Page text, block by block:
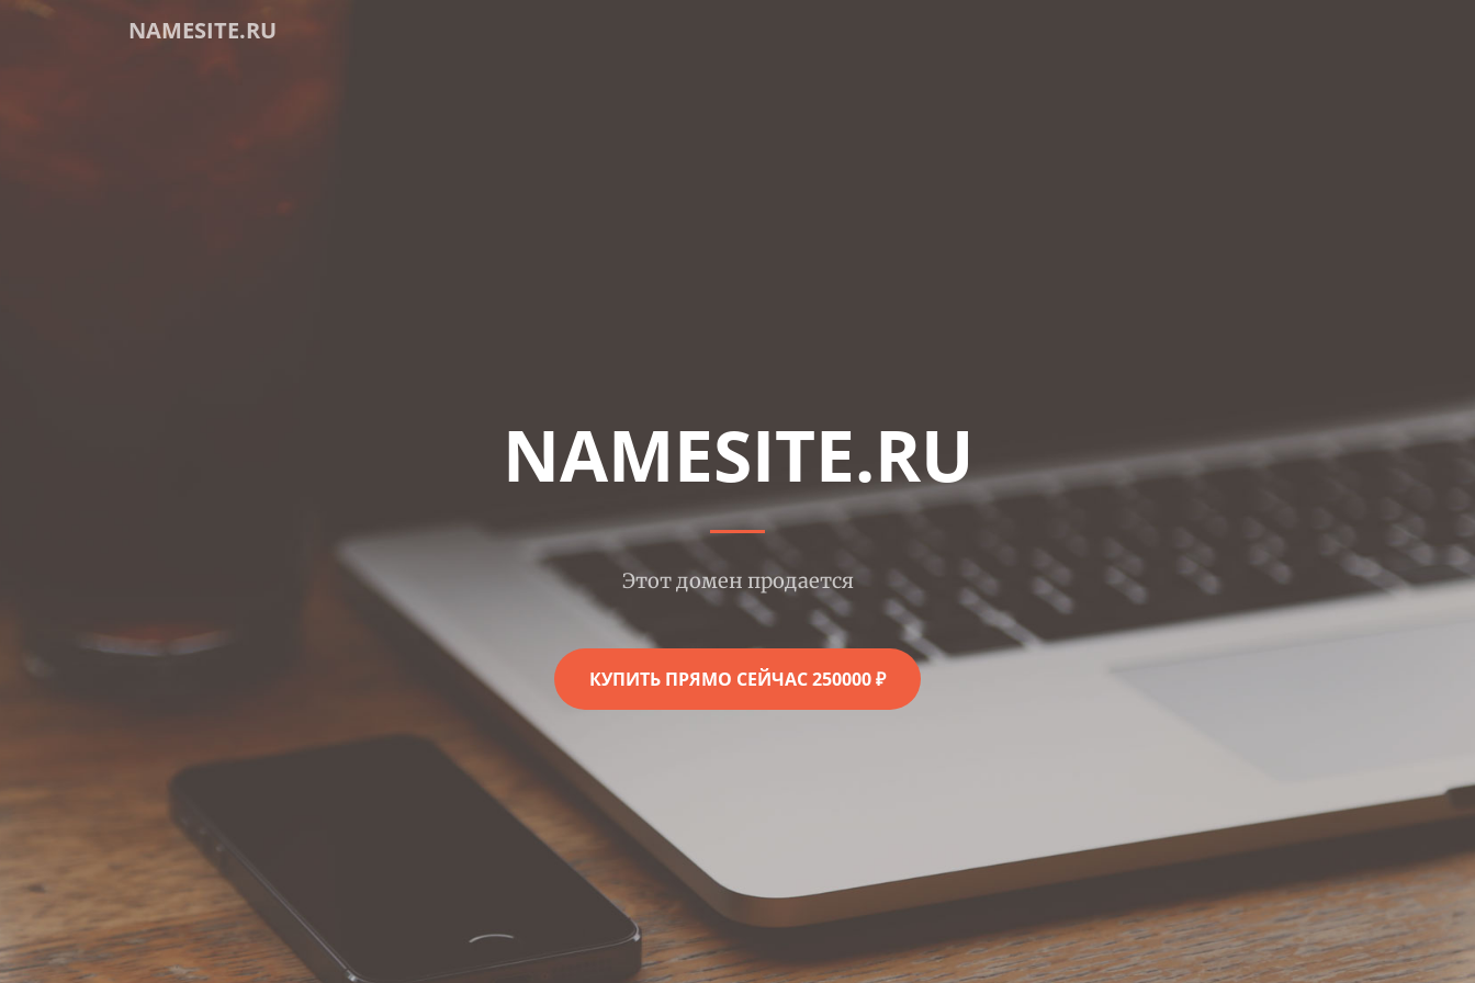
NAMESITE.RU
NAMESITE.RU
Этот домен продается
КУПИТЬ ПРЯМО СЕЙЧАС 250000 ₽